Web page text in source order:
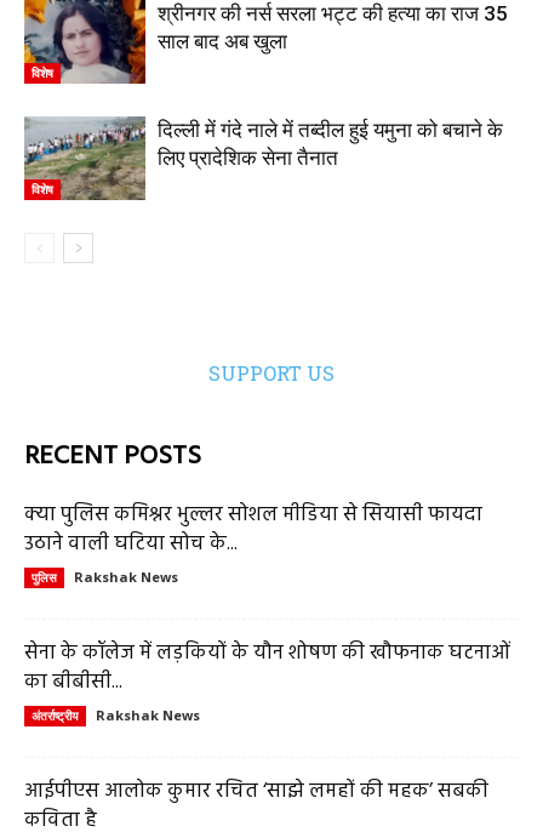
विशेष
श्रीनगर की नर्स सरला भट्ट की हत्या का राज 35
साल बाद अब खुला
विशेष
दिल्ली में गंदे नाले में तब्दील हुई यमुना को बचाने के
लिए प्रादेशिक सेना तैनात
SUPPORT US
RECENT POSTS
क्या पुलिस कमिश्नर भुल्लर सोशल मीडिया से सियासी फायदा
उठाने वाली घटिया सोच के...
पुलिस Rakshak News
सेना के कॉलेज में लड़कियों के यौन शोषण की खौफनाक घटनाओं
का बीबीसी...
अंतर्राष्ट्रीय Rakshak News
आईपीएस आलोक कुमार रचित ‘साझे लमहों की महक’ सबकी
कविता है